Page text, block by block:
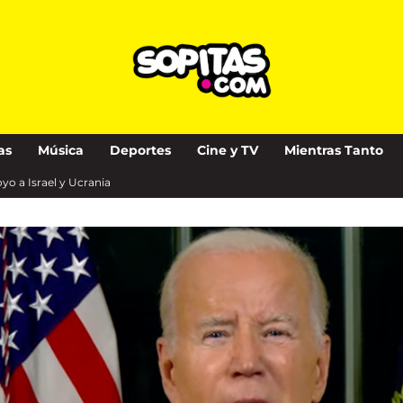
Música Deportes Cine y TV Mientras Tanto
a Israel y Ucrania